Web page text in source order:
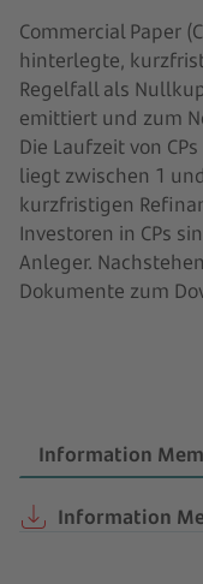
Commercial Paper
hinterlegte,
Regelfall als
emittiert und zum
Die Laufzeit von
liegt zwischen 1
kurzfristigen
Investoren in CPs
Anleger.
Dokumente zum
Information
Information